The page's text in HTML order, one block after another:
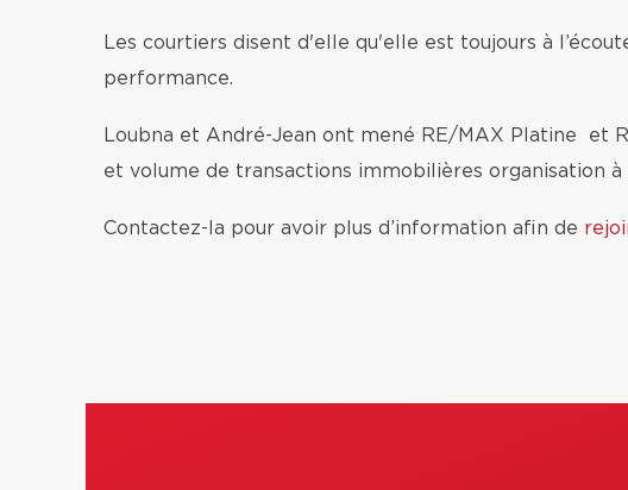
Les courtiers disent d'elle qu'elle est toujours à
performance.
Loubna et André-Jean ont mené RE/MAX Platine et
et volume de transactions immobilières organisation
Contactez-la pour avoir plus d’information afin de